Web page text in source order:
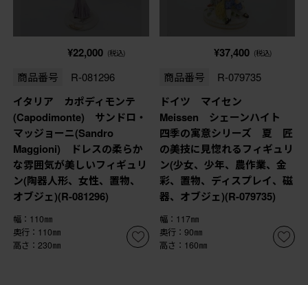
¥22,000 (税込)
商品番号 R-081296
イタリア カポディモンテ
(Capodimonte) サンドロ・
マッジョーニ(Sandro
Maggioni) ドレスの柔らか
な雰囲気が美しいフィギュリ
ン(陶器人形、女性、置物、
オブジェ)(R-081296)
幅：110㎜
奥行：110㎜
高さ：230㎜
¥37,400 (税込)
商品番号 R-079735
ドイツ マイセン
Meissen シェーンハイト
四季の寓意シリーズ 夏 匠
の美技に見惚れるフィギュリ
ン(少女、少年、農作業、金
彩、置物、ディスプレイ、磁
器、オブジェ)(R-079735)
幅：117㎜
奥行：90㎜
高さ：160㎜